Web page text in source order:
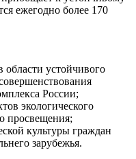
ежегодно более 170
области устойчивого
России;
экологического
просвещения;
культуры граждан
зарубежья.